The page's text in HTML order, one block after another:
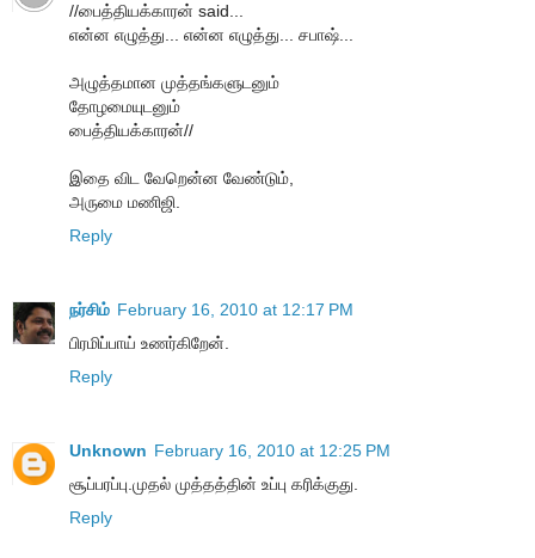
//பைத்தியக்காரன் said...
என்ன எழுத்து... என்ன எழுத்து... சபாஷ்...
அழுத்தமான முத்தங்களுடனும்
தோழமையுடனும்
பைத்தியக்காரன்//
இதை விட வேறென்ன வேண்டும்,
அருமை மணிஜி.
Reply
நர்சிம் February 16, 2010 at 12:17 PM
பிரமிப்பாய் உணர்கிறேன்.
Reply
Unknown February 16, 2010 at 12:25 PM
சூப்பரப்பு.முதல் முத்தத்தின் உப்பு கரிக்குது.
Reply